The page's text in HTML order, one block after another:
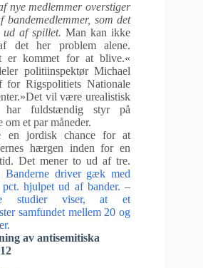
nye medlemmer overstiger
bandemedlemmer, som det
ud af spillet.Man kan ikke
det her problem alene.
er kommet for at blive.«
politiinspektør Michael
Rigspolitiets Nationale
vil være urealistisk
fuldstændig styr på
et par måneder.
en jordisk chance for at
hærgen inden for en
Det mener to ud af tre.
Banderne driver gæk med
hjulpet ud af bander. –
studier viser, at et
samfundet mellem 20 og
av antisemitiska